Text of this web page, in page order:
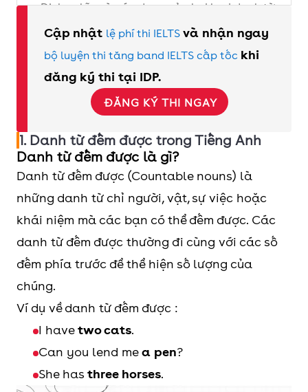
Định nghĩa và các dạng của hai loại danh từ
Cách chuyển danh từ đếm được từ số ít sang
Lượng từ đi với danh từ không đếm được và
danh từ đếm được
Những trường hợp đặc biệt của danh từ đếm
Cách phân biệt danh từ đếm được và không
đếm được
Cập nhật lệ phí thi IELTS và nhận ngay
bộ luyện thi tăng band IELTS cấp tốc khi
đăng ký thi tại IDP.
ĐĂNG KÝ THI NGAY
1. Danh từ đếm được trong Tiếng Anh
Danh từ đếm được là gì?
Danh từ đếm được (Countable nouns) là
những danh từ chỉ người, vật, sự việc hoặc
khái niệm mà các bạn có thể đếm được. Các
danh từ đếm được thường đi cùng với các số
đếm phía trước để thể hiện số lượng của
chúng.
Ví dụ về danh từ đếm được :
I havetwo cats.
Can you lend mea pen?
She has three horses.